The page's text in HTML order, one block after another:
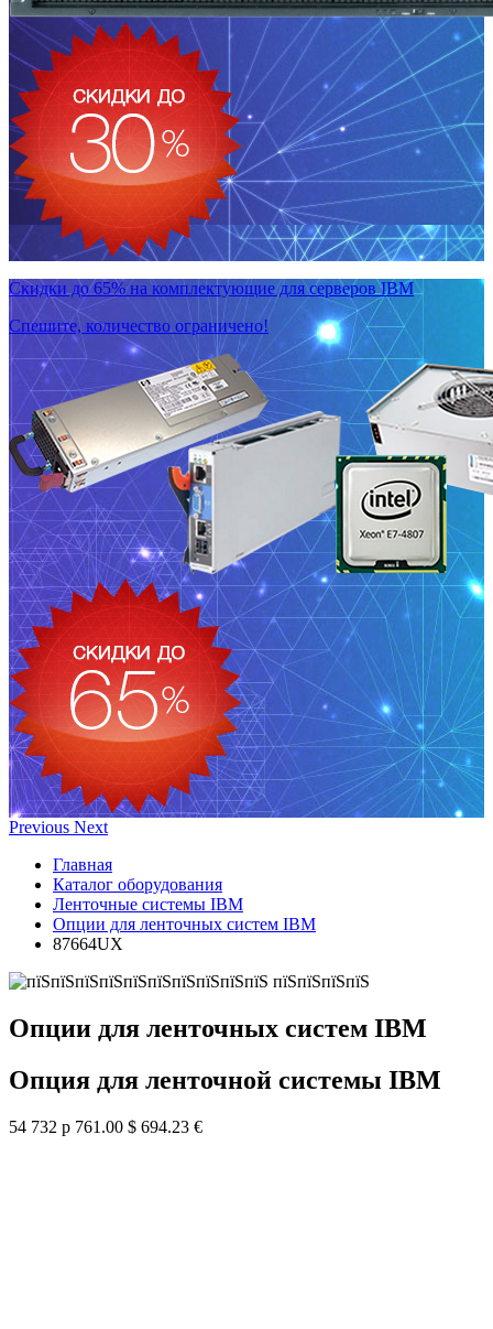
Скидки до 65% на комплектующие для серверов IBM
Спешите, количество ограничено!
Previous Next
Главная
Каталог оборудования
Ленточные системы IBM
Опции для ленточных систем IBM
87664UX
Опции для ленточных систем IBM
Опция для ленточной системы IBM
54 732 р 761.00 $ 694.23 €